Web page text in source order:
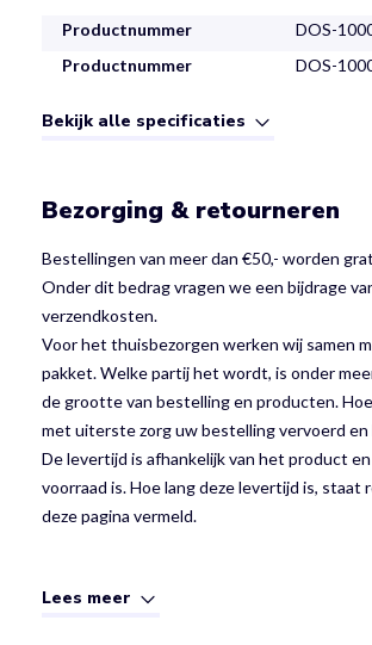
Productnummer
DOS-
Productnummer
DOS-
Bekijk alle specificaties
Bezorging & retourneren
Bestellingen van meer dan €50,- worden
Onder dit bedrag vragen we een bijdrage
verzendkosten.
Voor het thuisbezorgen werken wij samen
pakket. Welke partij het wordt, is onder
de grootte van bestelling en producten.
met uiterste zorg uw bestelling vervoerd en
De levertijd is afhankelijk van het product
voorraad is. Hoe lang deze levertijd is, staat
deze pagina vermeld.
Lees meer